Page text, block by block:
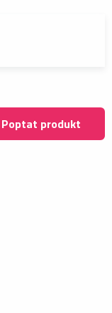
Poptat produkt